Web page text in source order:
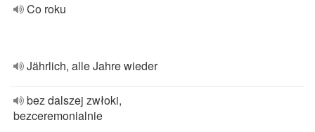
Co roku
Jährlich, alle Jahre wieder
bez dalszej zwłoki,
bezceremonialnie